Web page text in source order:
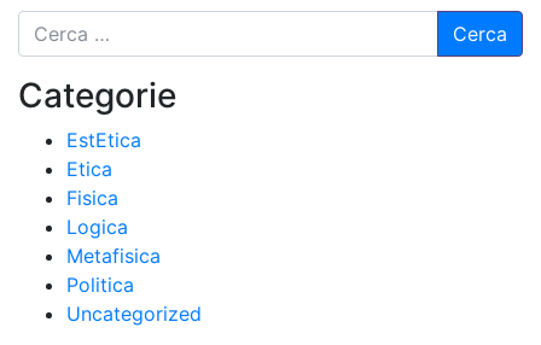
Categorie
EstEtica
Etica
Fisica
Logica
Metafisica
Politica
Uncategorized